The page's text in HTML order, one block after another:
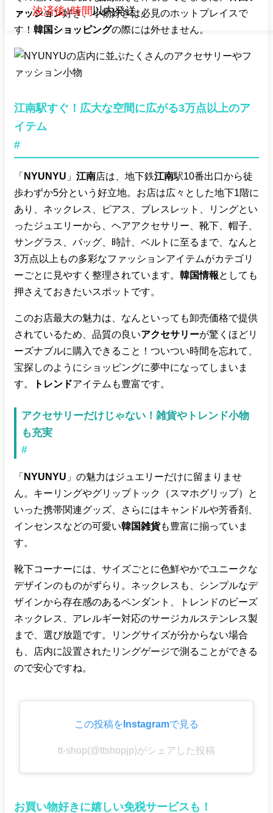
決済後1時間以内発送
ァッション好き、小物好きは必見のホットプレイスで
す！ 韓国ショッピングの際には外せません。
江南駅すぐ！広大な空間に広がる3万点以上のア
イテム
#
「 NYUNYU 」 江南店は、地下鉄江南駅10番出口から徒
歩わずか5分という好立地。お店は広々とした地下1階に
あり、ネックレス、ピアス、ブレスレット、リングとい
ったジュエリーから、ヘアアクセサリー、靴下、帽子、
サングラス、バッグ、時計、ベルトに至るまで、なんと
3万点以上もの多彩なファッションアイテムがカテゴリ
ーごとに見やすく整理されています。 韓国情報としても
押さえておきたいスポットです。
このお店最大の魅力は、なんといっても卸売価格で提供
されているため、品質の良いアクセサリーが驚くほどリ
ーズナブルに購入できること！ついつい時間を忘れて、
宝探しのようにショッピングに夢中になってしまいま
す。
トレンドアイテムも豊富です。
アクセサリーだけじゃない！雑貨やトレンド小物
も充実
#
「 NYUNYU 」の魅力はジュエリーだけに留まりませ
ん。キーリングやグリップトック（スマホグリップ）と
いった携帯関連グッズ、さらにはキャンドルや芳香剤、
インセンスなどの可愛い韓国雑貨も豊富に揃っていま
す。
靴下コーナーには、サイズごとに色鮮やかでユニークな
デザインのものがずらり。ネックレスも、シンプルなデ
ザインから存在感のあるペンダント、トレンドのビーズ
ネックレス、アレルギー対応のサージカルステンレス製
まで、選び放題です。リングサイズが分からない場合
も、店内に設置されたリングゲージで測ることができる
ので安心ですね。
この投稿をInstagramで見る
tt-shop(@ttshopjp)がシェアした投稿
お買い物好きに嬉しい免税サービスも！